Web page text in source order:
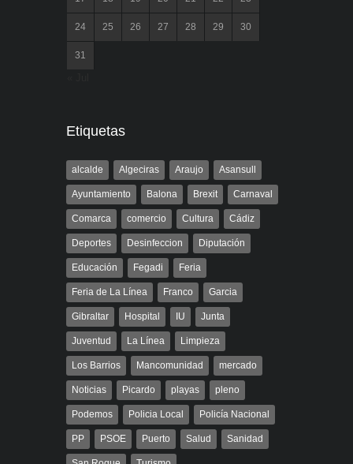
24 25 26 27 28 29 30
31
Etiquetas
alcalde Algeciras Araujo Asansull
Ayuntamiento Balona Brexit Carnaval
Comarca comercio Cultura Cádiz
Deportes Desinfeccion Diputación
Educación Fegadi Feria
Feria de La Línea Franco Garcia
Gibraltar Hospital IU Junta
Juventud La Línea Limpieza
Los Barrios Mancomunidad mercado
Noticias Picardo playas pleno
Podemos Policia Local Policía Nacional
PP PSOE Puerto Salud Sanidad